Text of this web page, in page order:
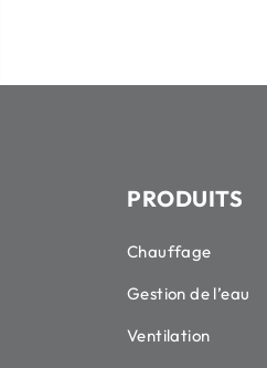
PRODUITS
Chauffage
Gestion de l’eau
Ventilation